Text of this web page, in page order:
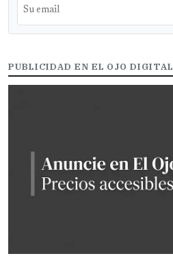
PUBLICIDAD EN EL OJO DIGITAL